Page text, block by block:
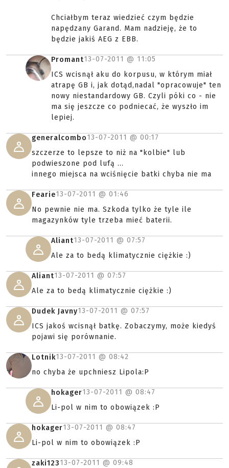
Chciałbym teraz wiedzieć czym będzie
napędzany Garand. Mam nadzieję, że to
będzie jakiś AEG z EBB.
Promant13-07-2011 @ 11:05
ICS wcisnął aku do korpusu, w którym miał
atrapę GB i, jak dotąd,nadal "opracowuje" ten
nowy niestandardowy GB. Czyli póki co - nie
ma się jeszcze co podniecać, że wyszło im
lepiej.
generalcombo13-07-2011 @ 00:17
szczerze to lepsze to niż na "kolbie" lub
podwieszone pod lufą ...
innego miejsca na wciśnięcie batki chyba nie ma
Fearie13-07-2011 @ 01:46
No pewnie nie ma. Szkoda tylko że tyle ile
magazynków tyle trzeba mieć baterii.
Aliant13-07-2011 @ 07:57
Ale za to bedą klimatycznie ciężkie :)
Aliant13-07-2011 @ 07:57
Ale za to bedą klimatycznie ciężkie :)
Dudek Javny13-07-2011 @ 07:57
ICS jakoś wcisnął batkę. Zobaczymy, może kiedyś
pojawi się porównanie.
Lotnik13-07-2011 @ 08:42
no chyba że upchniesz Lipola:P
hokager13-07-2011 @ 08:47
Li-pol w nim to obowiązek :P
hokager13-07-2011 @ 08:47
Li-pol w nim to obowiązek :P
zaki12313-07-2011 @ 09:48